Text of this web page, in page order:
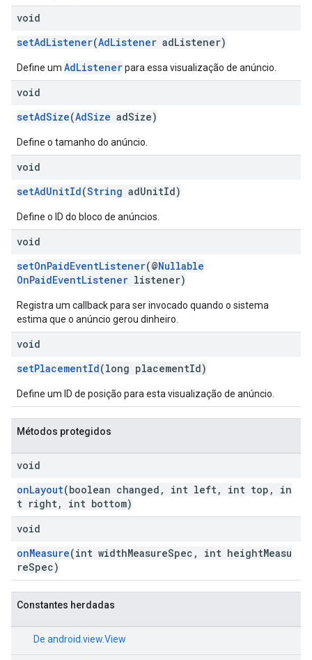
void
setAdListener(AdListener adListener)
Define um AdListenerpara essa visualização de anúncio.
void
setAdSize(AdSize adSize)
Define o tamanho do anúncio.
void
setAdUnitId(String adUnitId)
Define o ID do bloco de anúncios.
void
setOnPaidEventListener(@Nullable
OnPaidEventListener listener)
Registra um callback para ser invocado quando o sistema
estima que o anúncio gerou dinheiro.
void
setPlacementId(long placementId)
Define um ID de posição para esta visualização de anúncio.
Métodos protegidos
void
onLayout(boolean changed, int left, int top, in
t right, int bottom)
void
onMeasure(int widthMeasureSpec, int heightMeasu
reSpec)
Constantes herdadas
De android.view.View